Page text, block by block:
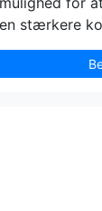
stærkere